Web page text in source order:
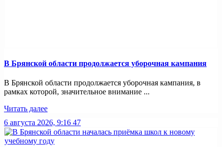
В Брянской области продолжается уборочная кампания
В Брянской области продолжается уборочная кампания, в
рамках которой, значительное внимание ...
Читать далее
6 августа 2026, 9:16 47